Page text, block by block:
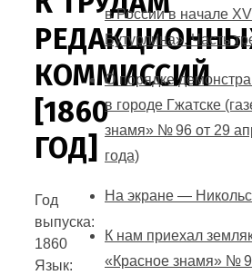
КОММИССИЙ
[1860
ГОД]
Год
выпуска:
1860
Язык:
в России в начале
Бутурлина». Часть
О порядке
в городе Гжатске
знамя» № 96 от 29
года)
На экране —
К нам приехал земляк
«Красное знамя» №